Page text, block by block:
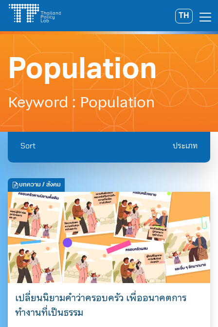
Skip
content
TH
A A A
Search
for:
Population
Keyword : Population
Sort ประเภท
บทความ / สังคม
เปลี่ยนนิยามคำว่าครอบครัว เพื่ออนาคตการ
ทำงานที่เป็นธรรม